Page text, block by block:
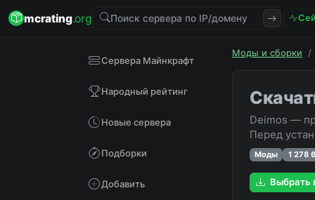
mcrating.org
Сервера Майнкрафт
Народный рейтинг
Новые сервера
Подборки
Добавить
Моды и сборки /
Deimos —
Перед
Моды 1 278
Выбрать